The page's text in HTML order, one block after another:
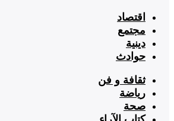
اقتصاد
مجتمع
دينية
حوادث
ثقافة و فن
رياضة
صحة